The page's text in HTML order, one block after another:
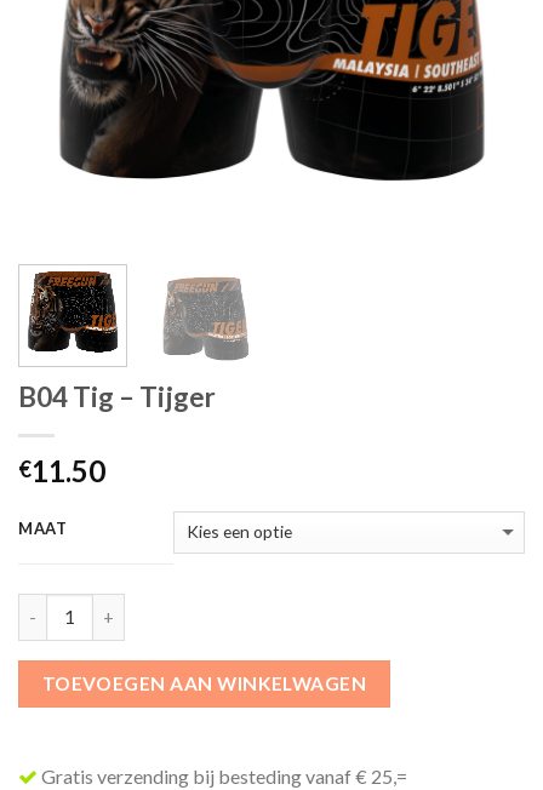
B04 Tig – Tijger
€11.50
MAAT
TOEVOEGEN AAN WINKELWAGEN
Gratis verzending bij besteding vanaf € 25,=